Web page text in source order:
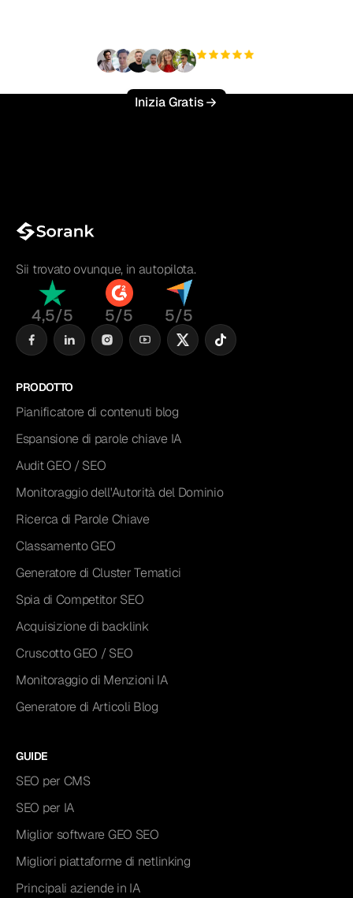
Inizia Gratis
Sii trovato ovunque, in autopilota.
4,5/5 5/5 5/5
PRODOTTO
Pianificatore di contenuti blog
Espansione di parole chiave IA
Audit GEO / SEO
Monitoraggio dell'Autorità del Dominio
Ricerca di Parole Chiave
Classamento GEO
Generatore di Cluster Tematici
Spia di Competitor SEO
Acquisizione di backlink
Cruscotto GEO / SEO
Monitoraggio di Menzioni IA
Generatore di Articoli Blog
GUIDE
SEO per CMS
SEO per IA
Miglior software GEO SEO
Migliori piattaforme di netlinking
Principali aziende in IA